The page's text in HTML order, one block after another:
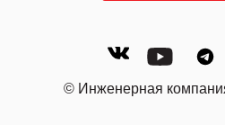
© Инженерная